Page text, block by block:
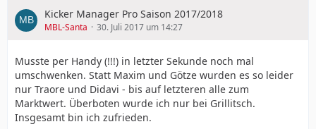
Kicker Manager Pro Saison 2017/2018
MBL-Santa 30. Juli 2017 um 14:27
Musste per Handy (!!!) in letzter Sekunde noch mal
umschwenken. Statt Maxim und Götze wurden es so leider
nur Traore und Didavi - bis auf letzteren alle zum
Marktwert. Überboten wurde ich nur bei Grillitsch.
Insgesamt bin ich zufrieden.